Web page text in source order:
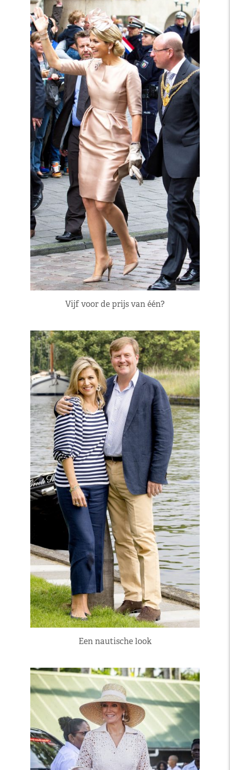
Vijf voor de prijs van één?
Een nautische look